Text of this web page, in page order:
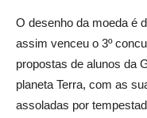
O desenho da moeda é
assim venceu o 3º
propostas de alunos da
planeta Terra, com as
assoladas por